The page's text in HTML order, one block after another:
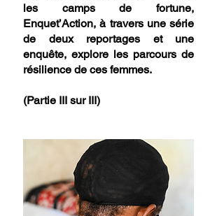
les camps de fortune,
Enquet’Action, à travers une série
de deux reportages et une
enquête, explore les parcours de
résilience de ces femmes.
(Partie III sur III)